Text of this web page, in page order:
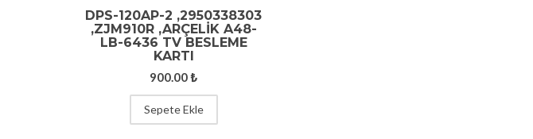
DPS-120AP-2 ,2950338303
,ZJM910R ,ARÇELİK A48-
LB-6436 TV BESLEME
KARTI
900.00₺
Sepete Ekle